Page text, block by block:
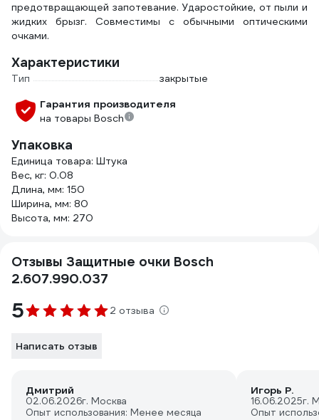
предотвращающей запотевание. Ударостойкие, от пыли и
жидких брызг. Совместимы с обычными оптическими
очками.
Характеристики
Тип
закрытые
Гарантия производителя
на товары Bosch
Упаковка
Единица товара: Штука
Вес, кг: 0.08
Длина, мм: 150
Ширина, мм: 80
Высота, мм: 270
Отзывы Защитные очки Bosch
2.607.990.037
5 2 отзыва
Написать отзыв
Дмитрий
02.06.2026г. Москва
Опыт использования: Менее месяца
Игорь Р.
16.06.2025г.
Опыт